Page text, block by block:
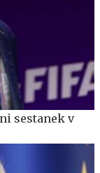
sestanek v